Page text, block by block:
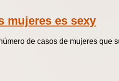
mujeres es sexy
de casos de mujeres que